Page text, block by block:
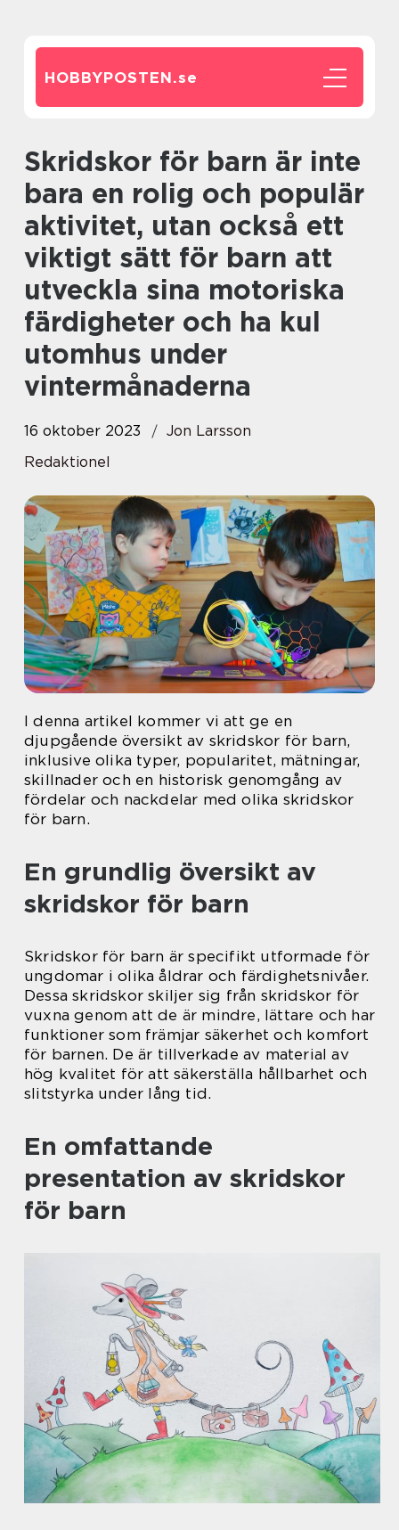
HOBBYPOSTEN.se
Skridskor för barn är inte
bara en rolig och populär
aktivitet, utan också ett
viktigt sätt för barn att
utveckla sina motoriska
färdigheter och ha kul
utomhus under
vintermånaderna
16 oktober 2023
Jon Larsson
Redaktionel
I denna artikel kommer vi att ge en
djupgående översikt av skridskor för barn,
inklusive olika typer, popularitet, mätningar,
skillnader och en historisk genomgång av
fördelar och nackdelar med olika skridskor
för barn.
En grundlig översikt av
skridskor för barn
Skridskor för barn är specifikt utformade för
ungdomar i olika åldrar och färdighetsnivåer.
Dessa skridskor skiljer sig från skridskor för
vuxna genom att de är mindre, lättare och har
funktioner som främjar säkerhet och komfort
för barnen. De är tillverkade av material av
hög kvalitet för att säkerställa hållbarhet och
slitstyrka under lång tid.
En omfattande
presentation av skridskor
för barn